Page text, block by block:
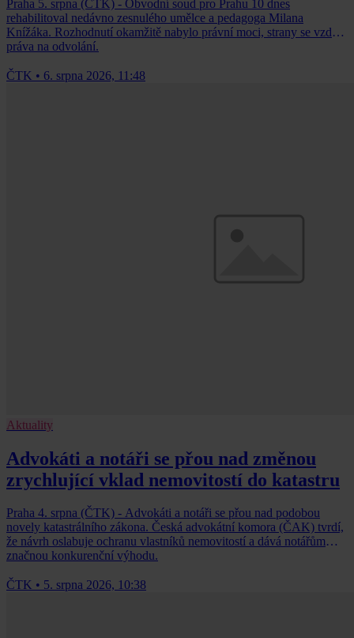
Praha 5. srpna (ČTK) - Obvodní soud pro Prahu 10 dnes
rehabilitoval nedávno zesnulého umělce a pedagoga Milana
Knížáka. Rozhodnutí okamžitě nabylo právní moci, strany se vzdaly
práva na odvolání.
ČTK • 6. srpna 2026, 11:48
Aktuality
Advokáti a notáři se přou nad změnou
zrychlující vklad nemovitostí do katastru
Praha 4. srpna (ČTK) - Advokáti a notáři se přou nad podobou
novely katastrálního zákona. Česká advokátní komora (ČAK) tvrdí,
že návrh oslabuje ochranu vlastníků nemovitostí a dává notářům
značnou konkurenční výhodu.
ČTK • 5. srpna 2026, 10:38